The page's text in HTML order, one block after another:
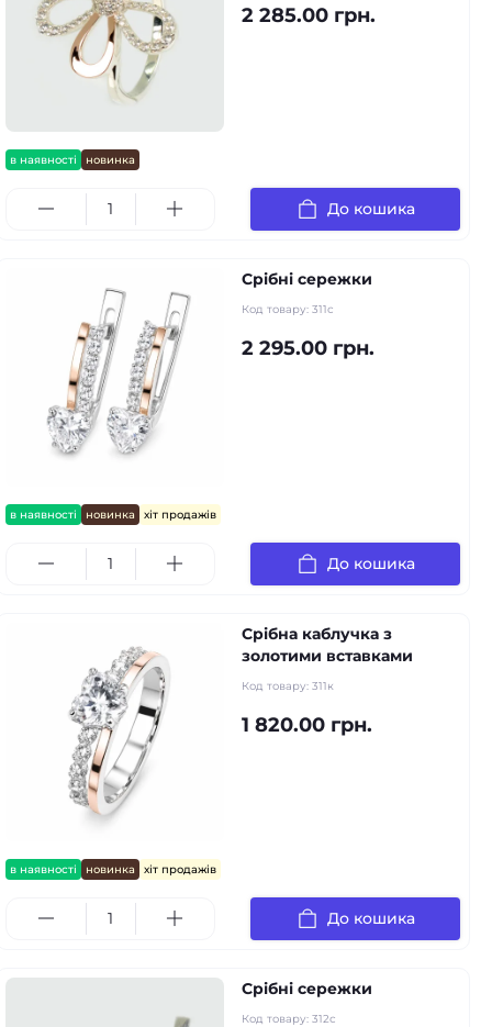
в наявності новинка
2 285.00 грн.
До кошика
в наявності новинка хіт продажів
Срібні сережки
Код товару: 311с
2 295.00 грн.
До кошика
в наявності новинка хіт продажів
Срібна каблучка з
золотими вставками
Код товару: 311к
1 820.00 грн.
До кошика
Срібні сережки
Код товару: 312с